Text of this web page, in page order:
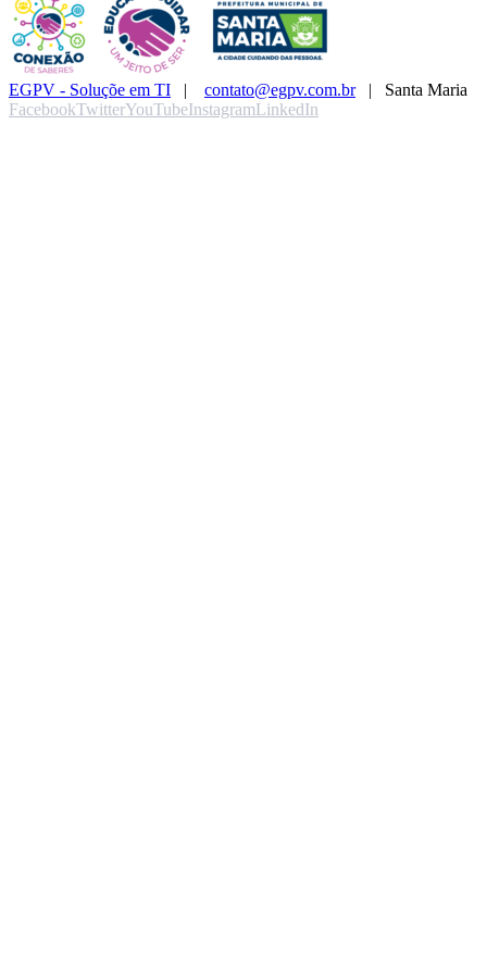
EGPV - Soluçõe em TI | contato@egpv.com.br| Santa Maria
FacebookTwitterYouTubeInstagramLinkedIn